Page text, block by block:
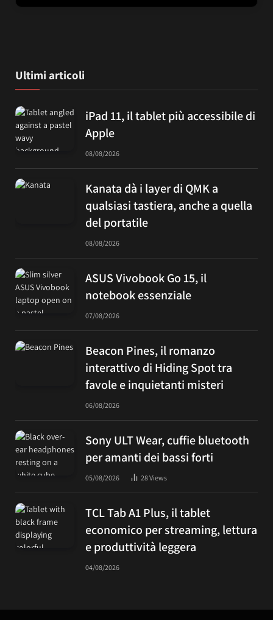
Ultimi articoli
iPad 11, il tablet più accessibile di
Apple
08/08/2026
Kanata dà i layer di QMK a
qualsiasi tastiera, anche a quella
del portatile
08/08/2026
ASUS Vivobook Go 15, il
notebook essenziale
07/08/2026
Beacon Pines, il romanzo
interattivo di Hiding Spot tra
favole e inquietanti misteri
06/08/2026
Sony ULT Wear, cuffie bluetooth
per amanti dei bassi forti
05/08/2026 28Views
TCL Tab A1 Plus, il tablet
economico per streaming, lettura
e produttività leggera
04/08/2026